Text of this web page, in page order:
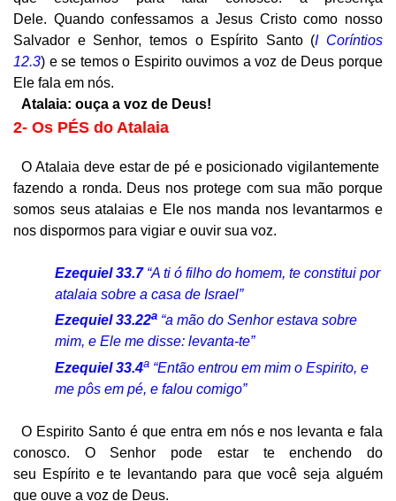
Dele. Quando confessamos a Jesus Cristo como nosso
Salvador e Senhor, temos o Espírito Santo (I Coríntios
12.3) e se temos o Espirito ouvimos a voz de Deus porque
Ele fala em nós.
Atalaia: ouça a voz de Deus!
2- Os PÉS do Atalaia
O Atalaia deve estar de pé e posicionado vigilantemente
fazendo a ronda. Deus nos protege com sua mão porque
somos seus atalaias e Ele nos manda nos levantarmos e
nos dispormos para vigiar e ouvir sua voz.
Ezequiel 33.7“A ti ó filho do homem, te constitui por
atalaia sobre a casa de Israel”
Ezequiel 33.22a “a mão do Senhor estava sobre
mim, e Ele me disse: levanta-te”
Ezequiel 33.4a “Então entrou em mim o Espirito, e
me pôs em pé, e falou comigo”
O Espirito Santo é que entra em nós e nos levanta e fala
conosco. O Senhor pode estar te enchendo do
seu Espírito e te levantando para que você seja alguém
que ouve a voz de Deus.